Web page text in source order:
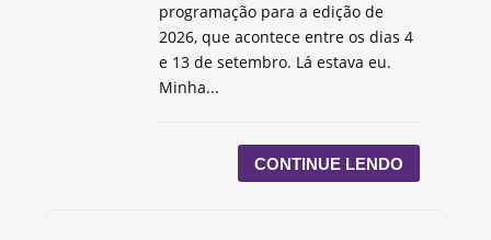
programação para a edição de
2026, que acontece entre os dias 4
e 13 de setembro. Lá estava eu.
Minha...
CONTINUE LENDO